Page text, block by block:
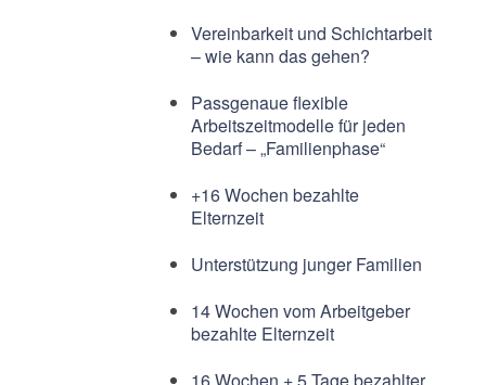
Vereinbarkeit und Schichtarbeit
– wie kann das gehen?
Passgenaue flexible
Arbeitszeitmodelle für jeden
Bedarf – „Familienphase“
+16 Wochen bezahlte
Elternzeit
Unterstützung junger Familien
14 Wochen vom Arbeitgeber
bezahlte Elternzeit